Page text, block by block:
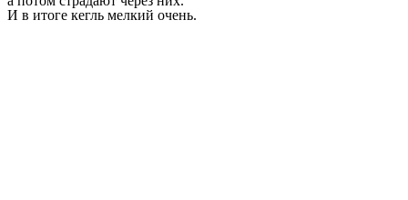
И в итоге кегль мелкий очень.